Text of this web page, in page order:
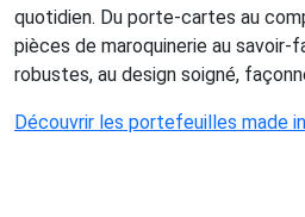
quotidien. Du porte-cartes au
pièces de maroquinerie au savoir-
robustes, au design soigné,
Découvrir les portefeuilles made